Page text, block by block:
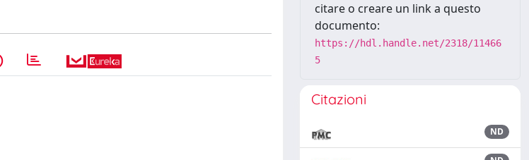
citare o creare un link a questo
documento:
https://hdl.handle.net/2318/11466
5
Citazioni
ND